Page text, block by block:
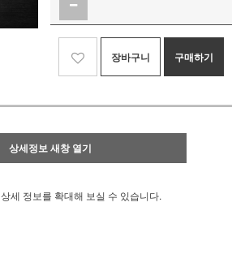
장바구니 구매하기
상세정보 새창 열기
상세 정보를 확대해 보실 수 있습니다.